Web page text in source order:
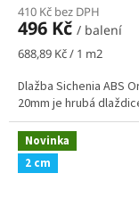
410 Kč bez DPH
496 Kč / balení
Měrná
688,89 Kč / 1 m2
Dlažba Sichenia ABS
20mm je hrubá
Novinka
2 cm